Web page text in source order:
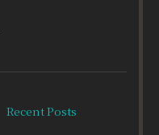
Recent Posts